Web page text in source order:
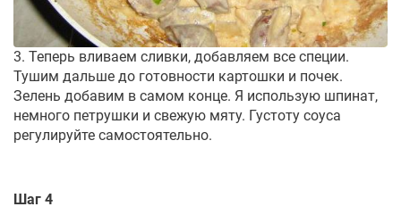
3. Теперь вливаем сливки, добавляем все специи.
Тушим дальше до готовности картошки и почек.
Зелень добавим в самом конце. Я использую шпинат,
немного петрушки и свежую мяту. Густоту соуса
регулируйте самостоятельно.
Шаг 4